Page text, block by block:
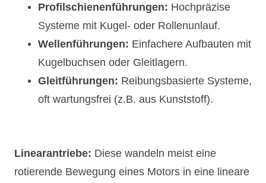
Profilschienenführungen: Hochpräzise
Systeme mit Kugel- oder Rollenunlauf.
Wellenführungen: Einfachere Aufbauten mit
Kugelbuchsen oder Gleitlagern.
Gleitführungen: Reibungsbasierte Systeme,
oft wartungsfrei (z.B. aus Kunststoff).
Linearantriebe: Diese wandeln meist eine
rotierende Bewegung eines Motors in eine lineare